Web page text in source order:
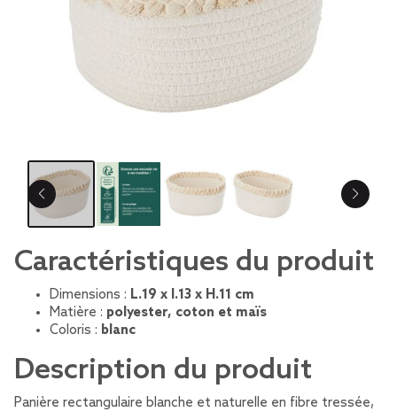
Caractéristiques du produit
Dimensions : L.19 x l.13 x H.11 cm
Matière : polyester, coton et maïs
Coloris : blanc
Description du produit
Panière rectangulaire blanche et naturelle en fibre tressée,